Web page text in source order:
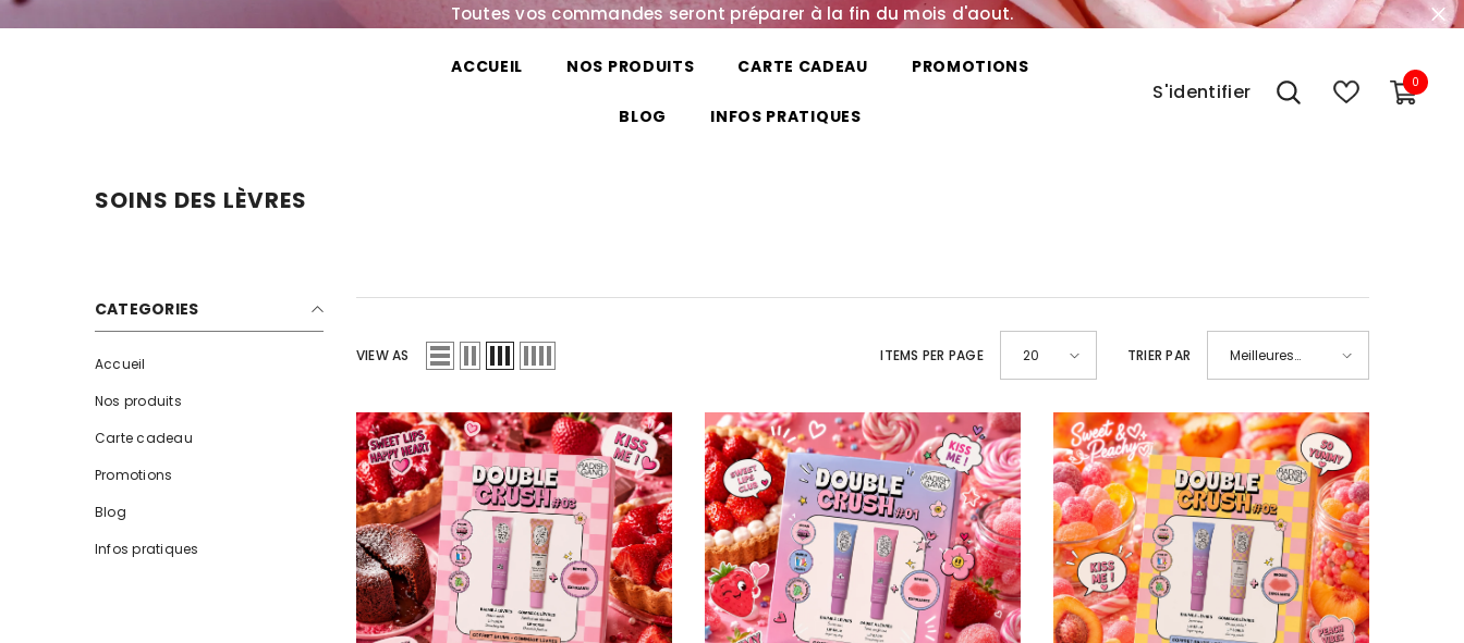
IGNORER ET PASSER AU CONTENU Toutes vos commandes seront préparer à la fin du mois d'aout.
ACCUEIL NOS PRODUITS CARTE CADEAU PROMOTIONS
BLOG INFOS PRATIQUES
S'identifier 0 0
SOINS DES LÈVRES
CATEGORIES
Accueil
Nos produits
Carte cadeau
Promotions
Blog
Infos pratiques
VIEW AS ITEMS PER PAGE 20 TRIER PAR
Meilleures